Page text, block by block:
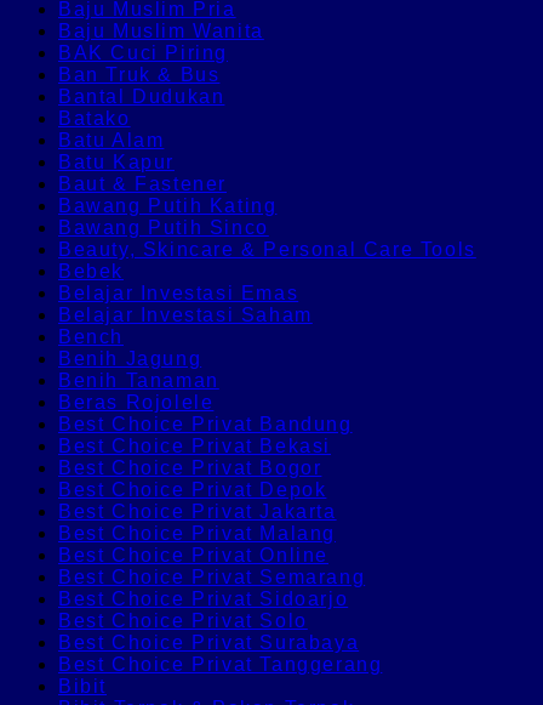
Baju Muslim Pria
Baju Muslim Wanita
BAK Cuci Piring
Ban Truk & Bus
Bantal Dudukan
Batako
Batu Alam
Batu Kapur
Baut & Fastener
Bawang Putih Kating
Bawang Putih Sinco
Beauty, Skincare & Personal Care Tools
Bebek
Belajar Investasi Emas
Belajar Investasi Saham
Bench
Benih Jagung
Benih Tanaman
Beras Rojolele
Best Choice Privat Bandung
Best Choice Privat Bekasi
Best Choice Privat Bogor
Best Choice Privat Depok
Best Choice Privat Jakarta
Best Choice Privat Malang
Best Choice Privat Online
Best Choice Privat Semarang
Best Choice Privat Sidoarjo
Best Choice Privat Solo
Best Choice Privat Surabaya
Best Choice Privat Tanggerang
Bibit